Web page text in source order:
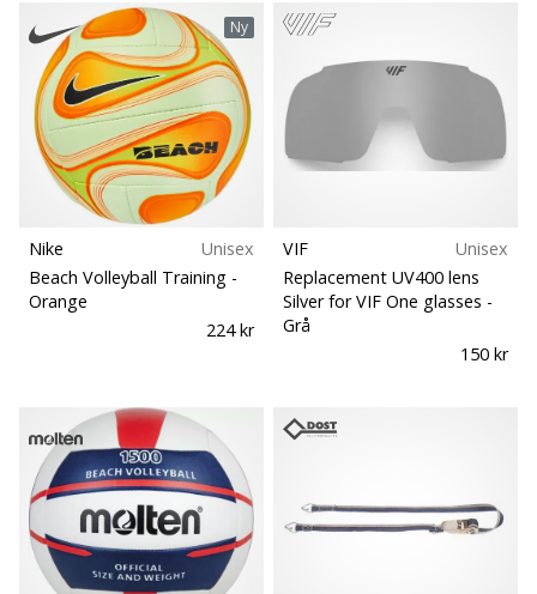
Har
du
din
egen
hjemmeside,
blog,
administrerer
Facebook-
side
eller
Bliv
en
del…
Ny
Nike
Unisex
Beach Volleyball Training -
Orange
224 kr
VIF
Unisex
Replacement UV400 lens
Silver for VIF One glasses -
Grå
150 kr